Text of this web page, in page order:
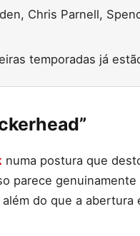
Chris Parnell,
temporadas já
numa postura que
parece
do que a